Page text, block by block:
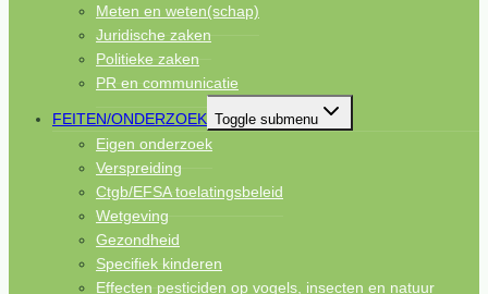
Meten en weten(schap)
Juridische zaken
Politieke zaken
PR en communicatie
FEITEN/ONDERZOEK Toggle submenu
Eigen onderzoek
Verspreiding
Ctgb/EFSA toelatingsbeleid
Wetgeving
Gezondheid
Specifiek kinderen
Effecten pesticiden op vogels, insecten en natuur